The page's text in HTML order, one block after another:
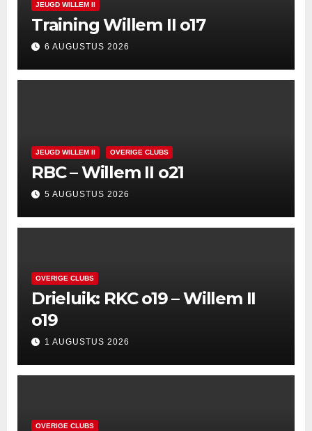
JEUGD WILLEM II
Training Willem II o17
6 AUGUSTUS 2026
JEUGD WILLEM II OVERIGE CLUBS
RBC – Willem II o21
5 AUGUSTUS 2026
OVERIGE CLUBS
Drieluik: RKC o19 – Willem II
o19
1 AUGUSTUS 2026
OVERIGE CLUBS